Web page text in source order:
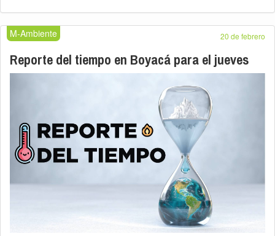
M-Ambiente 20 de febrero
Reporte del tiempo en Boyacá para el jueves